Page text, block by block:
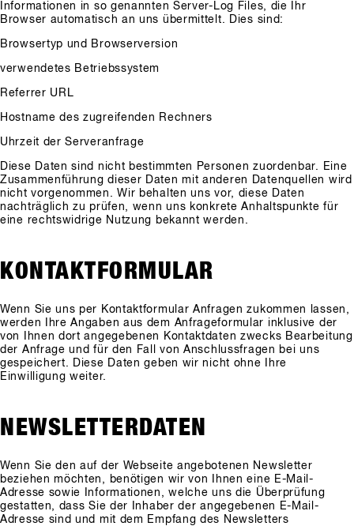
Informationen in so genannten Server-Log Files, die Ihr
Browser automatisch an uns übermittelt. Dies sind:
Browsertyp und Browserversion
verwendetes Betriebssystem
Referrer URL
Hostname des zugreifenden Rechners
Uhrzeit der Serveranfrage
Diese Daten sind nicht bestimmten Personen zuordenbar. Eine
Zusammenführung dieser Daten mit anderen Datenquellen wird
nicht vorgenommen. Wir behalten uns vor, diese Daten
nachträglich zu prüfen, wenn uns konkrete Anhaltspunkte für
eine rechtswidrige Nutzung bekannt werden.
KONTAKTFORMULAR
Wenn Sie uns per Kontaktformular Anfragen zukommen lassen,
werden Ihre Angaben aus dem Anfrageformular inklusive der
von Ihnen dort angegebenen Kontaktdaten zwecks Bearbeitung
der Anfrage und für den Fall von Anschlussfragen bei uns
gespeichert. Diese Daten geben wir nicht ohne Ihre
Einwilligung weiter.
NEWSLETTERDATEN
Wenn Sie den auf der Webseite angebotenen Newsletter
beziehen möchten, benötigen wir von Ihnen eine E-Mail-
Adresse sowie Informationen, welche uns die Überprüfung
gestatten, dass Sie der Inhaber der angegebenen E-Mail-
Adresse sind und mit dem Empfang des Newsletters